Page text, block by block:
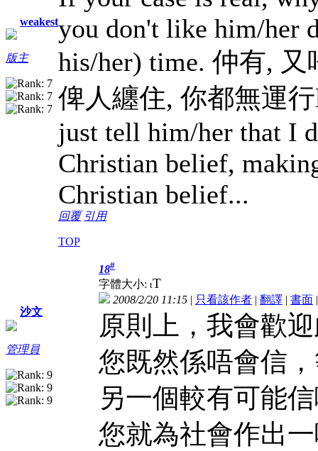
weakest
版主
you don't like him/her
his/her) time. 仲有,
俾人纏住, 你都無運行
just tell him/her that I
Christian belief,
Christian belief...
回覆 引用
TOP
沙文
管理員
18#
字體大小: tT
2008/2/20 11:15 | 只看該作者 | 翻譯 | 書面
原則上，我會歡
您既然係唔會信
另一個較有可能
您就為社會作出